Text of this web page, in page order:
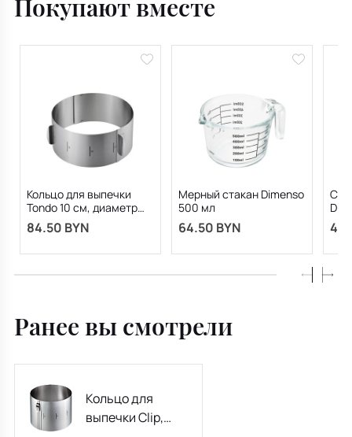
Покупают вместе
Кольцо для выпечки
Tondo 10 см, диаметр
16-32 см
84.50 BYN
Мерный стакан Dimenso
500 мл
64.50 BYN
Ранее вы смотрели
Кольцо для
выпечки Clip,